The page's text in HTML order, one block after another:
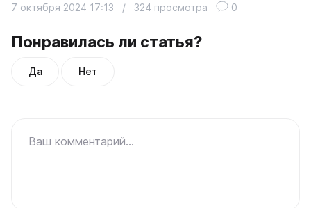
Понравилась ли статья?
Да Нет
7 октября 2024 17:13 / 324 просмотра 0
Ваш комментарий...